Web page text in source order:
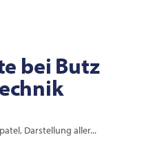
bei Butz